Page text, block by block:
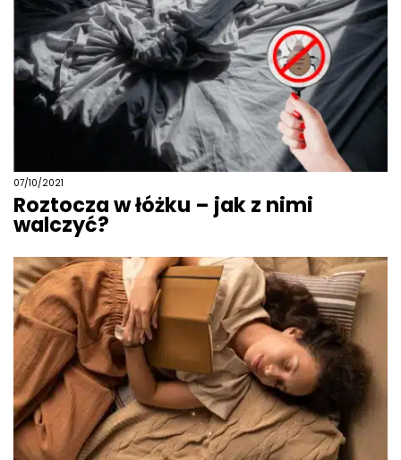
07/10/2021
Roztocza w łóżku – jak z nimi
walczyć?